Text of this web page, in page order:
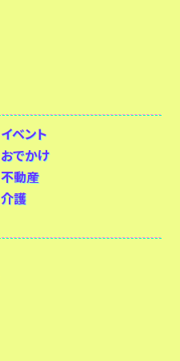
イベント
おでかけ
不動産
介護